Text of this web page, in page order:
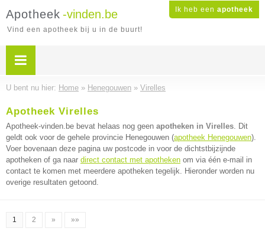
Ik heb een apotheek
Apotheek -vinden.be
Vind een apotheek bij u in de buurt!
U bent nu hier: Home » Henegouwen » Virelles
Apotheek Virelles
Apotheek-vinden.be bevat helaas nog geen apotheken in Virelles. Dit
geldt ook voor de gehele provincie Henegouwen (apotheek Henegouwen).
Voer bovenaan deze pagina uw postcode in voor de dichtstbijzijnde
apotheken of ga naar direct contact met apotheken om via één e-mail in
contact te komen met meerdere apotheken tegelijk. Hieronder worden nu
overige resultaten getoond.
1 2 » »»